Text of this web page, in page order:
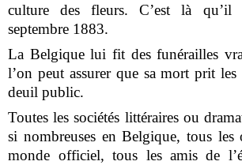
culture des fleurs. C’est là
septembre 1883.
La Belgique lui fit des funérailles
l’on peut assurer que sa mort prit
deuil public.
Toutes les sociétés littéraires ou
si nombreuses en Belgique, tous les
monde officiel, tous les amis de